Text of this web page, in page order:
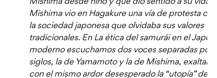
Mishima vio en Hagakure una vía de protesta
la sociedad japonesa que olvidaba sus valores
tradicionales. En La ética del samurái en el Japón
moderno escuchamos dos voces separadas por
siglos, la de Yamamoto y la de Mishima,
con el mismo ardor desesperado la “utopía” de la